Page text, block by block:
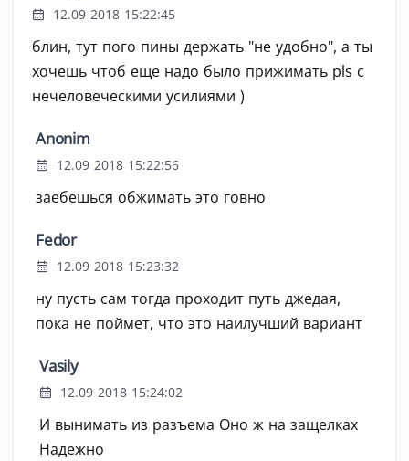
12.09 2018 15:22:45
блин, тут пого пины держать "не удобно", а ты
хочешь чтоб еще надо было прижимать pls с
нечеловеческими усилиями )
Anonim
12.09 2018 15:22:56
заебешься обжимать это говно
Fedor
12.09 2018 15:23:32
ну пусть сам тогда проходит путь джедая,
пока не поймет, что это наилучший вариант
Vasily
12.09 2018 15:24:02
И вынимать из разъема Оно ж на защелках
Надежно